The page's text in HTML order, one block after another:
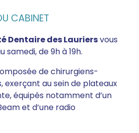
CABINET
Dentaire des Lauriersvous
samedi, de 9h à 19h.
de chirurgiens-
exerçant au sein de plateaux
équipés notamment d’un
et d’une radio